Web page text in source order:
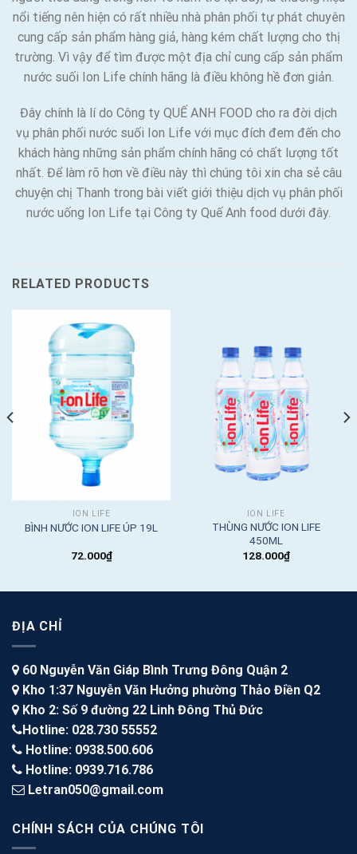
nổi tiếng nên hiện có rất nhiều nhà phân phối tự phát chuyên
cung cấp sản phẩm hàng giả, hàng kém chất lượng cho thị
trường. Vì vậy để tìm được một địa chỉ cung cấp sản phẩm
nước suối Ion Life chính hãng là điều không hề đơn giản.
Đây chính là lí do Công ty QUẾ ANH FOOD cho ra đời dịch
vụ phân phối nước suối Ion Life với mục đích đem đến cho
khách hàng những sản phẩm chính hãng có chất lượng tốt
nhất. Để làm rõ hơn về điều này thì chúng tôi xin cha sẻ câu
chuyện chị Thanh trong bài viết giới thiệu dịch vụ phân phối
nước uống Ion Life tại Công ty Quế Anh food dưới đây.
RELATED PRODUCTS
ION LIFE
BÌNH NƯỚC ION LIFE ÚP 19L
72.000₫
ION LIFE
THÙNG NƯỚC ION LIFE
450ML
128.000₫
ĐỊA CHỈ
60 Nguyễn Văn Giáp Bình Trưng Đông Quận 2
Kho 1:37 Nguyễn Văn Hưởng phường Thảo Điền Q2
Kho 2: Số 9 đường 22 Linh Đông Thủ Đức
Hotline: 028.730 55552
Hotline: 0938.500.606
Hotline: 0939.716.786
Letran050@gmail.com
CHÍNH SÁCH CỦA CHÚNG TÔI